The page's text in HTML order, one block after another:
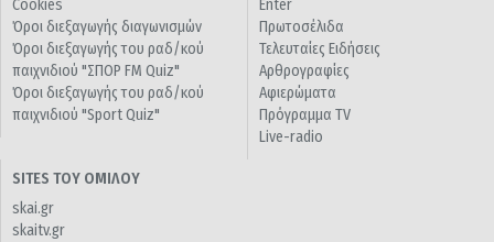
Cookies
Όροι διεξαγωγής διαγωνισμών
Όροι διεξαγωγής του ραδ/κού
παιχνιδιού "ΣΠΟΡ FM Quiz"
Όροι διεξαγωγής του ραδ/κού
παιχνιδιού "Sport Quiz"
Enter
Πρωτοσέλιδα
Τελευταίες Ειδήσεις
Αρθρογραφίες
Αφιερώματα
Πρόγραμμα TV
Live-radio
SITES ΤΟΥ ΟΜΙΛΟΥ
skai.gr
skaitv.gr